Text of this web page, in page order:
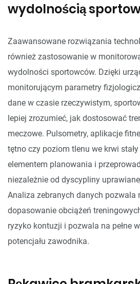
wydolnością
Zaawansowane rozwiązania
również zastosowanie w
wydolności sportowców. Dzięki
monitorującym parametry
dane w czasie rzeczywistym,
lepiej zrozumieć, jak dostosować
meczowe. Pulsometry, aplikacje
tętno czy poziom tlenu we krwi
elementem planowania i
niezależnie od dyscypliny
Analiza zebranych danych pozwala
dopasowanie obciążeń
ryzyko kontuzji i pozwala na pełne
potencjału zawodnika.